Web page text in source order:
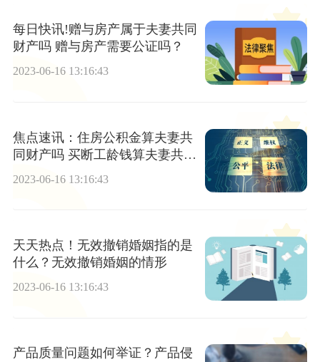
每日快讯!赠与房产属于夫妻共同
财产吗 赠与房产需要公证吗？
2023-06-16 13:16:43
焦点速讯：住房公积金算夫妻共
同财产吗 买断工龄钱算夫妻共同
2023-06-16 13:16:43
天天热点！无效撤销婚姻指的是
什么？无效撤销婚姻的情形
2023-06-16 13:16:43
产品质量问题如何举证？产品侵